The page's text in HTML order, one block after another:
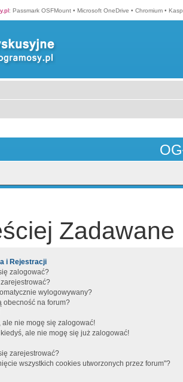
: Passmark OSFMount • Microsoft OneDrive • Chromium •
Zadawane
i Rejestracji
zalogować?
wylogowywany?
obecność na forum?
ale nie mogę się zalogować!
ale nie mogę się już zalogować!
zarejestrować?
wszystkich cookies utworzonych przez forum"?